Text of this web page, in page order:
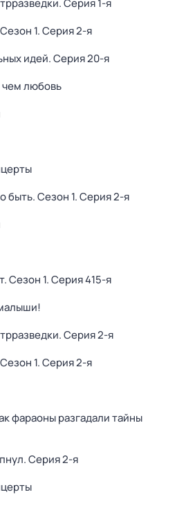
. Серия 1-я
1. Серия 2-я
идей. Серия 20-я
любовь
быть. Сезон 1. Серия 2-я
. Сезон 1. Серия 415-я
. Серия 2-я
1. Серия 2-я
фараоны разгадали тайны
. Серия 2-я